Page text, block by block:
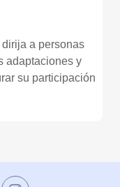
a personas
adaptaciones y
su participación